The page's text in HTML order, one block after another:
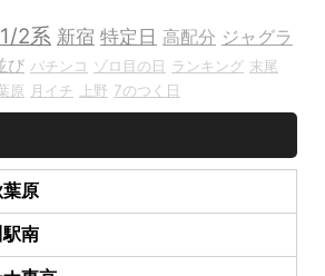
1/2系 新宿 特定日 高配分 ジャグラ
び パチンコ ゾロ目の日 ランキング 末尾
原 月イチ 上野 7のつく日
原
南